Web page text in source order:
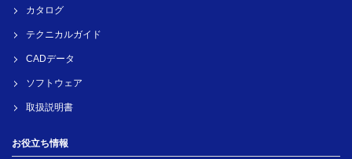
カタログ
テクニカルガイド
CADデータ
ソフトウェア
取扱説明書
お役立ち情報